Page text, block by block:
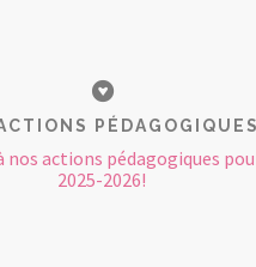
PÉDAGOGIQUES
nos actions pédagogiques
2025-2026!